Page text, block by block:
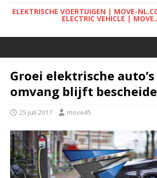
ELEKTRISCHE VOERTUIGEN | MOVE-
ELECTRIC VEHICLE |
Groei elektrische
omvang blijft
25 juli 2017 move45